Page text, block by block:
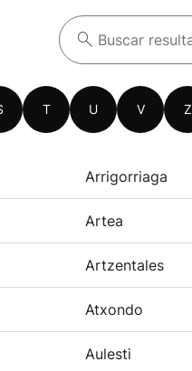
T U V Z
Arrigorriaga
Artea
Artzentales
Atxondo
Aulesti